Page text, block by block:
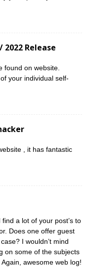
2022 Release
found on website.
your individual self-
, it has fantastic
a lot of your post’s to
Does one offer guest
I wouldn’t mind
on some of the subjects
awesome web log!